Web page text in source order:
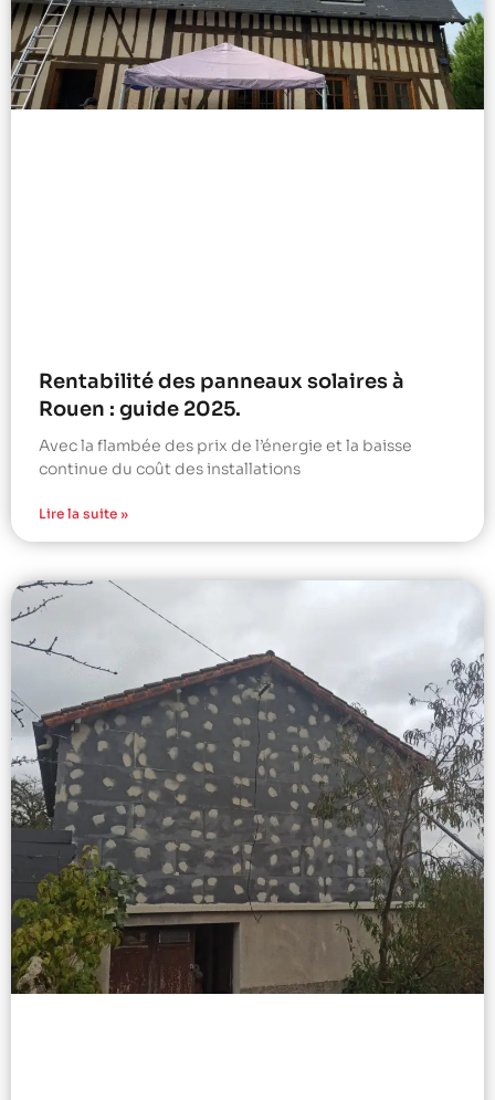
Rentabilité des panneaux solaires à
Rouen : guide 2025.
Avec la flambée des prix de l’énergie et la baisse
continue du coût des installations
Lire la suite »